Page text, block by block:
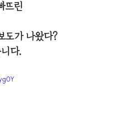
뜨린
도가 나왔다?
다.